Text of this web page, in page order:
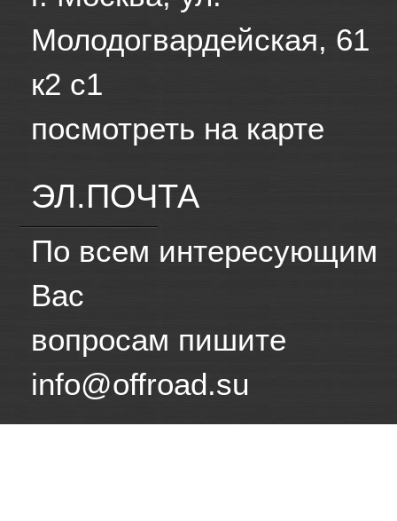
Молодогвардейская, 61
к2 с1
посмотреть на карте
ЭЛ.ПОЧТА
По всем интересующим
Вас
вопросам пишите
info@offroad.su